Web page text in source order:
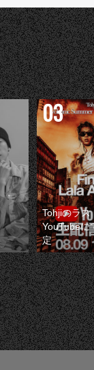
Tohjiのラス
YouTubeに
定